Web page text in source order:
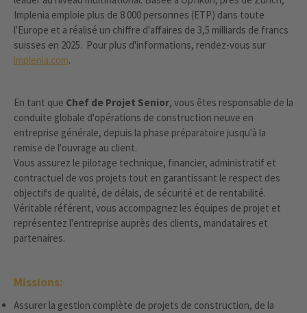
Implenia emploie plus de 8 000 personnes (ETP) dans toute
l'Europe et a réalisé un chiffre d'affaires de 3,5 milliards de francs
suisses en 2025. Pour plus d'informations, rendez-vous sur
implenia.com.
En tant que Chef de Projet Senior, vous êtes responsable de la
conduite globale d'opérations de construction neuve en
entreprise générale, depuis la phase préparatoire jusqu'à la
remise de l'ouvrage au client.
Vous assurez le pilotage technique, financier, administratif et
contractuel de vos projets tout en garantissant le respect des
objectifs de qualité, de délais, de sécurité et de rentabilité.
Véritable référent, vous accompagnez les équipes de projet et
représentez l'entreprise auprès des clients, mandataires et
partenaires.
Missions:
Assurer la gestion complète de projets de construction, de la